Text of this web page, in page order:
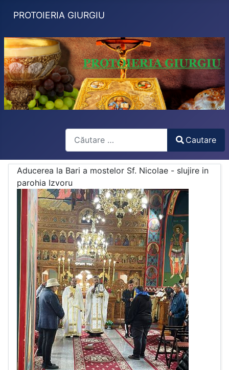
PROTOIERIA GIURGIU
Search
Cautare
Aducerea la Bari a mostelor Sf. Nicolae - slujire in
parohia Izvoru